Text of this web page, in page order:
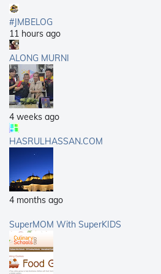
#JMBELOG
11 hours ago
ALONG MURNI
4 weeks ago
HASRULHASSAN.COM
4 months ago
SuperMOM With SuperKIDS